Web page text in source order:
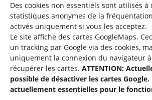
Des cookies non essentiels sont utilisés à
statistiques anonymes de la
activés uniquement si vous les acceptez.
Le site affiche des cartes GoogleMaps.
un tracking par Google via des cookies,
uniquement la connexion du navigateur
récupérer les cartes. ATTENTION:
possible de désactiver les cartes
actuellement essentielles pour le
Une offre du
Service national de la jeunesse
48-50 rue Charles Martel